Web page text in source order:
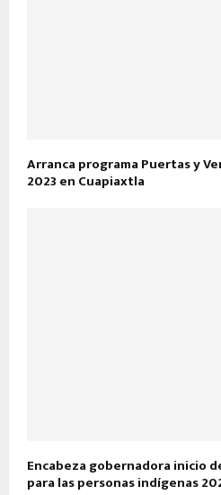
Arranca programa Puertas y
2023 en Cuapiaxtla
Encabeza gobernadora inicio
para las personas indígenas